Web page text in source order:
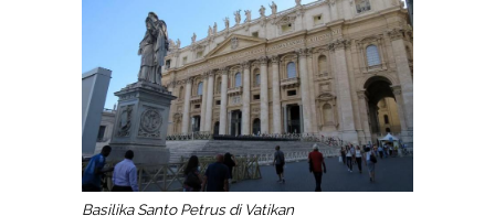
Basilika Santo Petrus di Vatikan